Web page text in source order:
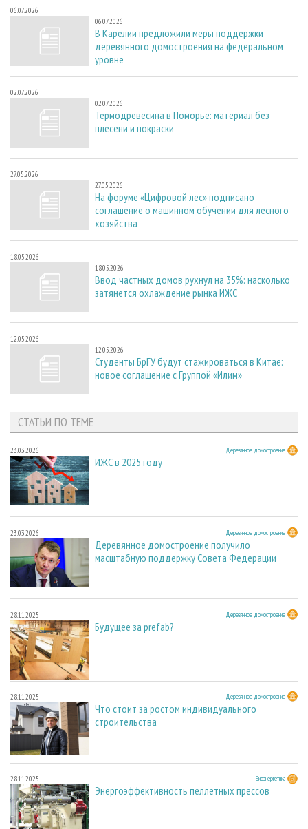
06.07.2026
06.07.2026
В Карелии предложили меры поддержки
деревянного домостроения на федеральном
уровне
02.07.2026
02.07.2026
Термодревесина в Поморье: материал без
плесени и покраски
27.05.2026
27.05.2026
На форуме «Цифровой лес» подписано
соглашение о машинном обучении для лесного
хозяйства
18.05.2026
18.05.2026
Ввод частных домов рухнул на 35%: насколько
затянется охлаждение рынка ИЖС
12.05.2026
12.05.2026
Студенты БрГУ будут стажироваться в Китае:
новое соглашение с Группой «Илим»
СТАТЬИ ПО ТЕМЕ
23.03.2026 Деревянное домостроение
ИЖС в 2025 году
23.03.2026 Деревянное домостроение
Деревянное домостроение получило
масштабную поддержку Совета Федерации
28.11.2025 Деревянное домостроение
Будущее за prefab?
28.11.2025 Деревянное домостроение
Что стоит за ростом индивидуального
строительства
28.11.2025 Биоэнергетика
Энергоэффективность пеллетных прессов